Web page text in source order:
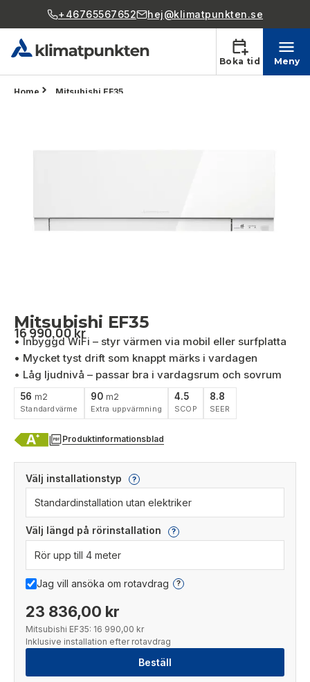
+46765567652 hej@klimatpunkten.se
Boka tid Meny
Home Mitsubishi EF35
Mitsubishi EF35
16 990,00kr
• Inbyggd WiFi – styr värmen via mobil eller surfplatta
• Mycket tyst drift som knappt märks i vardagen
• Låg ljudnivå – passar bra i vardagsrum och sovrum
56 m2
Standardvärme
90 m2
Extra uppvärmning
4.5
SCOP
8.8
SEER
Produktinformationsblad
Välj installationstyp ?
Välj längd på rörinstallation ?
Jag vill ansöka om rotavdrag ?
23 836,00 kr
Mitsubishi EF35: 16 990,00 kr
Inklusive installation efter rotavdrag
Beställ